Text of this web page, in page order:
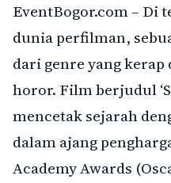
EventBogor.com – Di
dunia perfilman,
dari genre yang kerap
horor. Film berjudul
mencetak sejarah
dalam ajang
Academy Awards